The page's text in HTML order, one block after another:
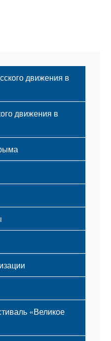
движения в
движения в
«Великое